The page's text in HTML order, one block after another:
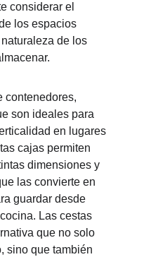
considerar el
los espacios
de los
contenedores,
son ideales para
en lugares
cajas permiten
dimensiones y
las convierte en
guardar desde
Las cestas
que no solo
sino que también